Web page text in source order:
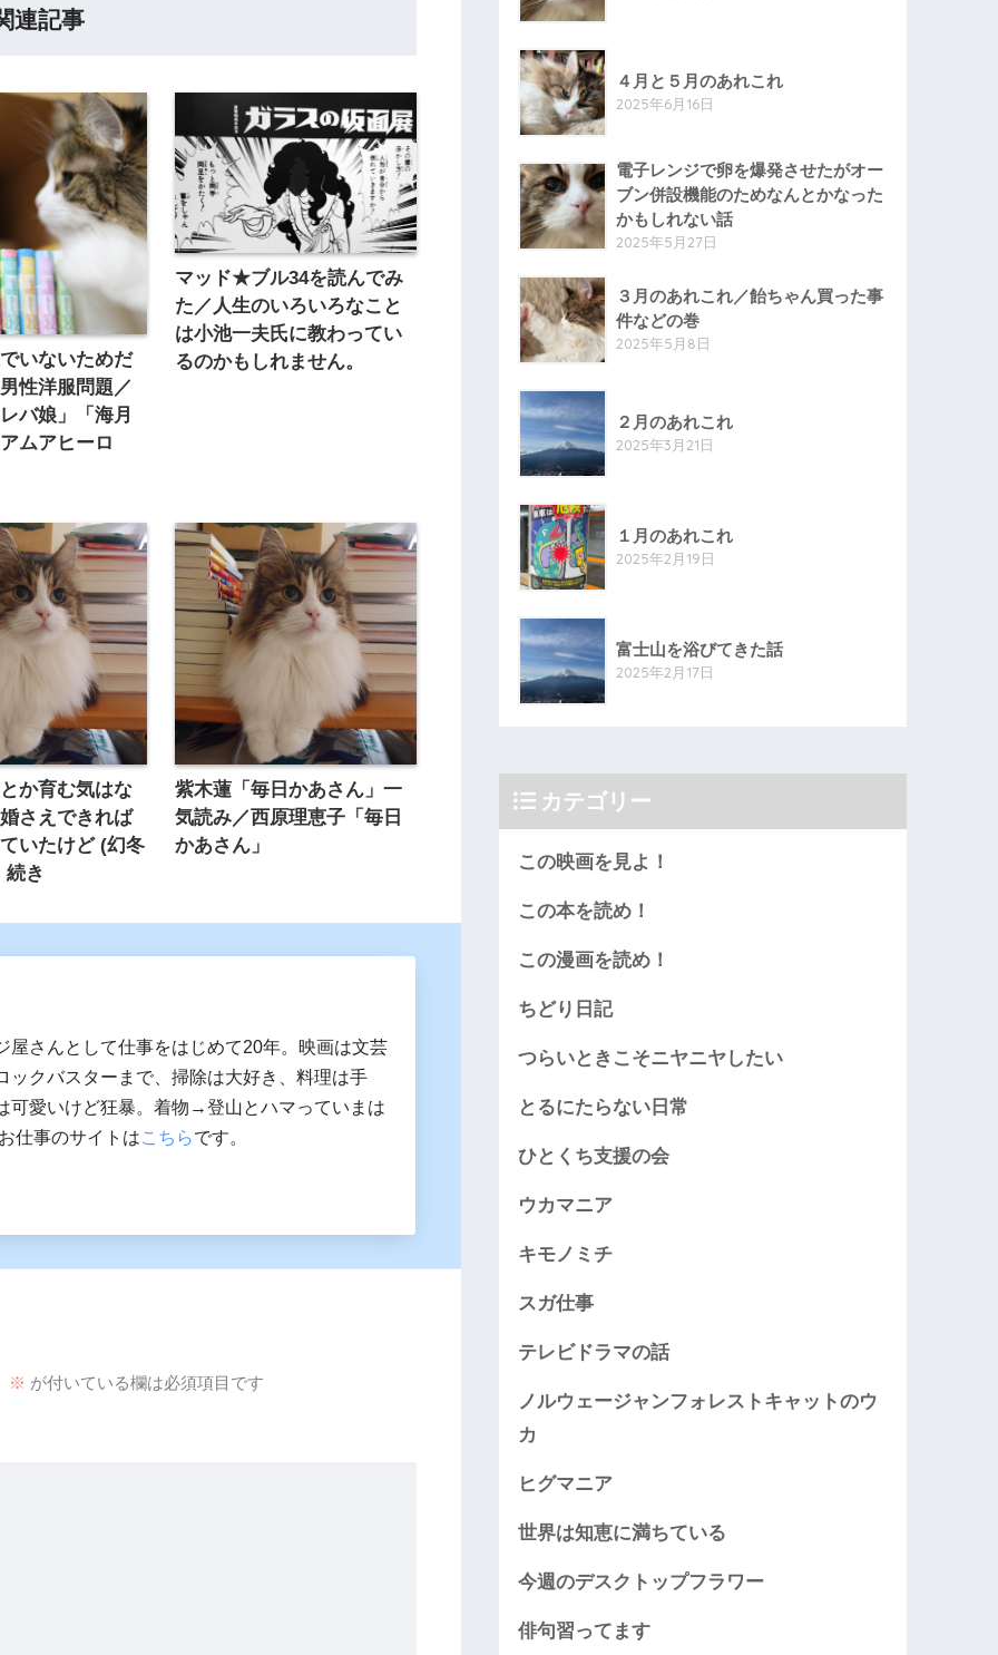
連記事
いないためだ
性洋服問題／
バ娘」「海月
ムアヒーロ
マッド★ブル34を読んでみ
た／人生のいろいろなこと
は小池一夫氏に教わってい
るのかもしれません。
か育む気はな
さえできれば
いたけど (幻冬
続き
紫木蓮「毎日かあさん」一
気読み／西原理恵子「毎日
かあさん」
屋さんとして仕事をはじめて20年。映画は文芸
ックバスターまで、掃除は大好き、料理は手
可愛いけど狂暴。着物→登山とハマっていまは
仕事のサイトはこちらです。
※ が付いている欄は必須項目です
４月と５月のあれこれ
2025年6月16日
電子レンジで卵を爆発させたがオー
ブン併設機能のためなんとかなった
かもしれない話
2025年5月27日
３月のあれこれ／飴ちゃん買った事
件などの巻
2025年5月8日
２月のあれこれ
2025年3月21日
１月のあれこれ
2025年2月19日
富士山を浴びてきた話
2025年2月17日
カテゴリー
この映画を見よ！
この本を読め！
この漫画を読め！
ちどり日記
つらいときこそニヤニヤしたい
とるにたらない日常
ひとくち支援の会
ウカマニア
キモノミチ
スガ仕事
テレビドラマの話
ノルウェージャンフォレストキャットのウ
カ
ヒグマニア
世界は知恵に満ちている
今週のデスクトップフラワー
俳句習ってます